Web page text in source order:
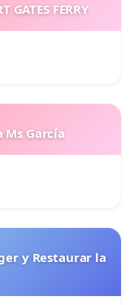
GATES FERRY
Ms García
y Restaurar la